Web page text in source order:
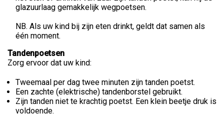
glazuurlaag gemakkelijk wegpoetsen.
NB. Als uw kind bij zijn eten drinkt, geldt dat samen als
één moment.
Tandenpoetsen
Zorg ervoor dat uw kind:
Tweemaal per dag twee minuten zijn tanden poetst.
Een zachte (elektrische) tandenborstel gebruikt.
Zijn tanden niet te krachtig poetst. Een klein beetje druk is
voldoende.